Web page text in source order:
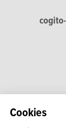
Cookies